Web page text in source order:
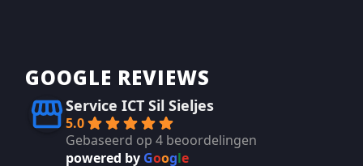
GOOGLE REVIEWS
Service ICT Sil Sieljes
5.0
Gebaseerd op 4 beoordelingen
powered by Google